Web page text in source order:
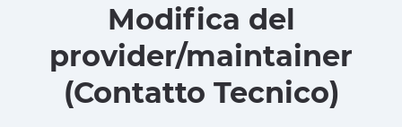
Modifica del
provider/maintainer
(Contatto Tecnico)